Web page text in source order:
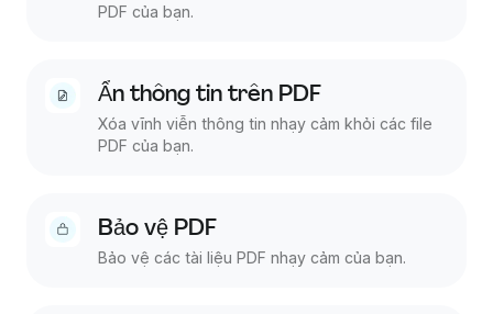
PDF của bạn.
Ẩn thông tin trên PDF
Xóa vĩnh viễn thông tin nhạy cảm khỏi các file
PDF của bạn.
Bảo vệ PDF
Bảo vệ các tài liệu PDF nhạy cảm của bạn.